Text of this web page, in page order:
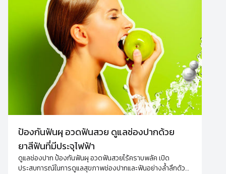
ป้องกันฟันผุ อวดฟันสวย ดูแลช่องปากด้วย
ยาสีฟันที่มีประจุไฟฟ้า
ดูแลช่องปาก ป้องกันฟันผุ อวดฟันสวยไร้คราบพลัค เปิด
ประสบการณ์ในการดูแลสุขภาพช่องปากและฟันอย่างล้ำลึกด้วย